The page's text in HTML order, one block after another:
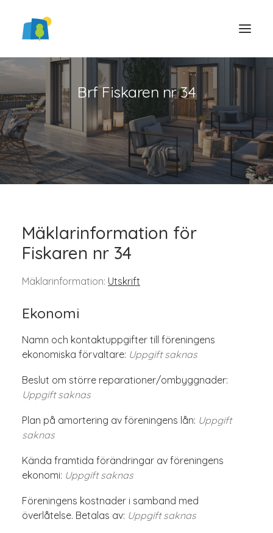
Brf Fiskaren nr 34
Mäklarinformation för
Fiskaren nr 34
Mäklarinformation: Utskrift
Ekonomi
Namn och kontaktuppgifter till föreningens
ekonomiska förvaltare: Uppgift saknas
Beslut om större reparationer/ombyggnader:
Uppgift saknas
Plan på amortering av föreningens lån: Uppgift
saknas
Kända framtida förändringar av föreningens
ekonomi: Uppgift saknas
Föreningens kostnader i samband med
överlåtelse. Betalas av: Uppgift saknas